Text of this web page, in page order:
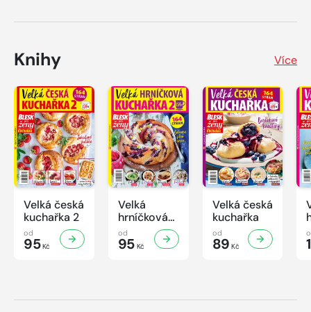
Knihy Více
Velká česká
kuchařka 2
od
95Kč
Velká
hrníčková
kuchařka II
od
95Kč
Velká česká
kuchařka
od
89 Kč